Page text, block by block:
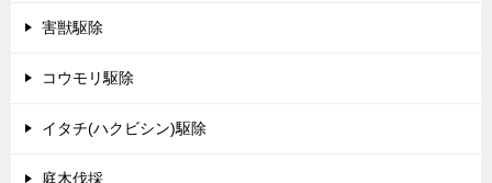
害獣駆除
コウモリ駆除
イタチ(ハクビシン)駆除
庭木伐採